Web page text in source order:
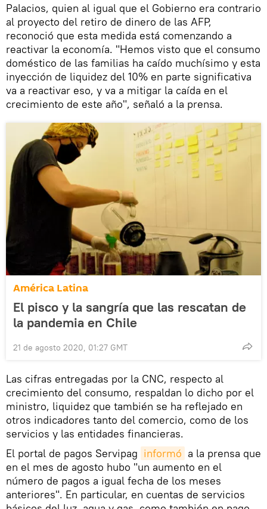
Palacios, quien al igual que el Gobierno era contrario
al proyecto del retiro de dinero de las AFP,
reconoció que esta medida está comenzando a
reactivar la economía. "Hemos visto que el consumo
doméstico de las familias ha caído muchísimo y esta
inyección de liquidez del 10% en parte significativa
va a reactivar eso, y va a mitigar la caída en el
crecimiento de este año", señaló a la prensa.
América Latina
El pisco y la sangría que las rescatan de
la pandemia en Chile
21 de agosto 2020, 01:27 GMT
Las cifras entregadas por la CNC, respecto al
crecimiento del consumo, respaldan lo dicho por el
ministro, liquidez que también se ha reflejado en
otros indicadores tanto del comercio, como de los
servicios y las entidades financieras.
El portal de pagos Servipag informó a la prensa que
en el mes de agosto hubo "un aumento en el
número de pagos a igual fecha de los meses
anteriores". En particular, en cuentas de servicios